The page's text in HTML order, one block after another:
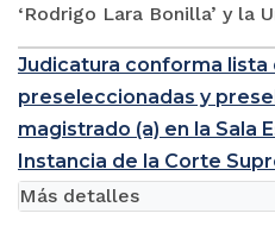
‘Rodrigo Lara Bonilla’ y la
Judicatura conforma lista
preseleccionadas y
magistrado (a) en la Sala
Instancia de la Corte
Más detalles